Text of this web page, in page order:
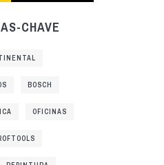
CHAVE
BOSCH
OFICINAS